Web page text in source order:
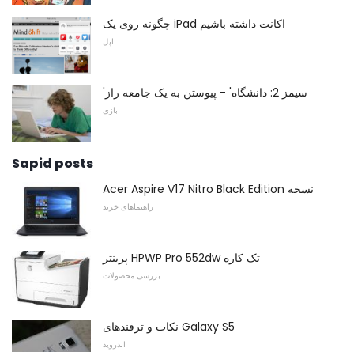
چگونه روی یک iPad اکانت داشته باشیم
اپل
'سیمز 2: دانشگاه' - پیوستن به یک جامعه راز
بازی
Sapid posts
Acer Aspire V17 Nitro Black Edition نسخه
راهنماهای خرید
پرینتر HPWP Pro 552dw تک کاره
بررسی محصولات
نکات و ترفندهای Galaxy S5
اندروید